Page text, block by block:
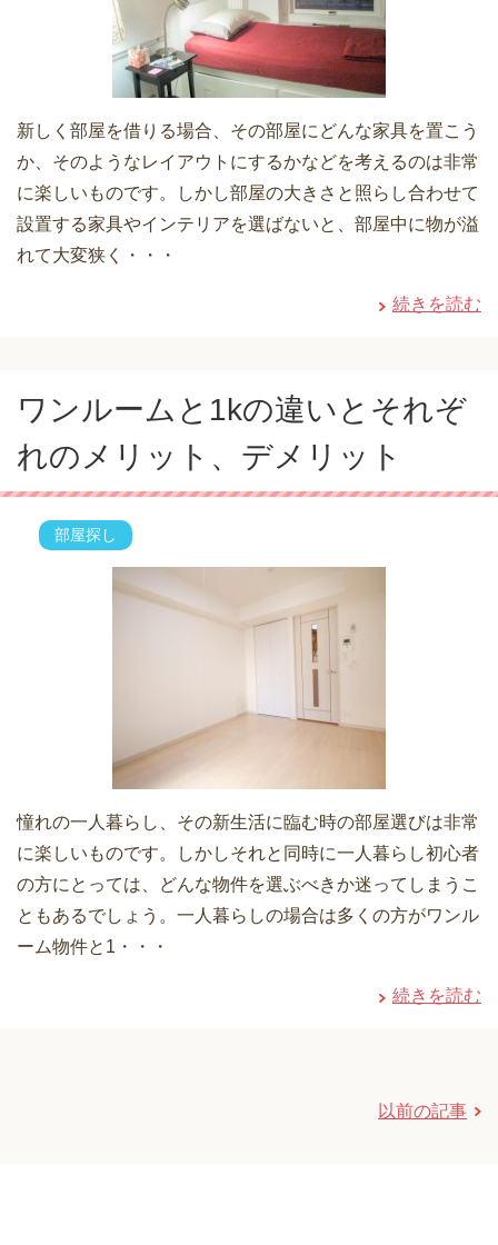
新しく部屋を借りる場合、その部屋にどんな家具を置こう
か、そのようなレイアウトにするかなどを考えるのは非常
に楽しいものです。しかし部屋の大きさと照らし合わせて
設置する家具やインテリアを選ばないと、部屋中に物が溢
れて大変狭く・・・
続きを読む
ワンルームと1kの違いとそれぞ
れのメリット、デメリット
部屋探し
憧れの一人暮らし、その新生活に臨む時の部屋選びは非常
に楽しいものです。しかしそれと同時に一人暮らし初心者
の方にとっては、どんな物件を選ぶべきか迷ってしまうこ
ともあるでしょう。一人暮らしの場合は多くの方がワンル
ーム物件と1・・・
続きを読む
以前の記事